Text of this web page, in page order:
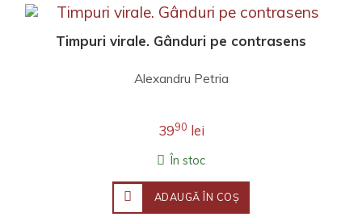
Timpuri virale. Gânduri pe contrasens
Alexandru Petria
3990 lei
În stoc
ADAUGĂ ÎN COŞ